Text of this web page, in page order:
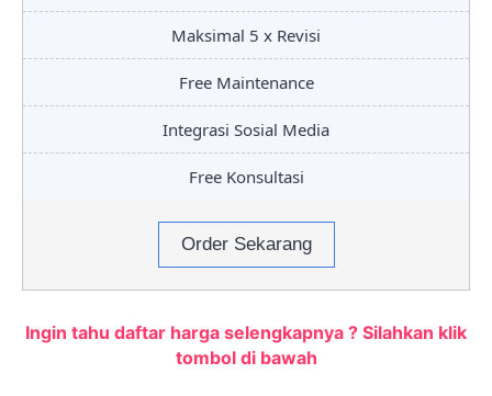
Maksimal 5 x Revisi
Free Maintenance
Integrasi Sosial Media
Free Konsultasi
Order Sekarang
Ingin tahu daftar harga selengkapnya ? Silahkan klik
tombol di bawah